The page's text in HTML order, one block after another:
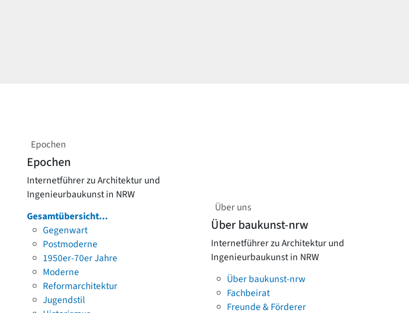
Epochen
Epochen
Internetführer zu Architektur und
Ingenieurbaukunst in NRW
Gesamtübersicht...
Gegenwart
Postmoderne
1950er-70er Jahre
Moderne
Reformarchitektur
Jugendstil
Über uns
Über baukunst-nrw
Internetführer zu Architektur und
Ingenieurbaukunst in NRW
Über baukunst-nrw
Fachbeirat
Freunde & Förderer